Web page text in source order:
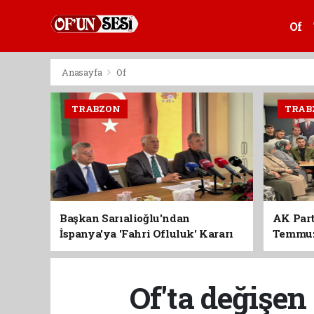
Of
Anasayfa Of
TRABZON
Başkan Sarıalioğlu'ndan
İspanya'ya 'Fahri Ofluluk' Kararı
AK
Birlik
Of'ta